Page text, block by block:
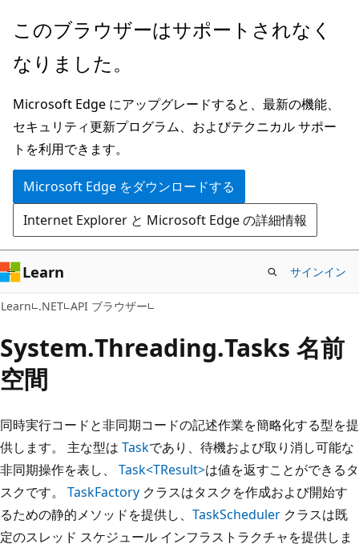
メ
ン
ン
テ
ン
ツ
に
ス
キ
ッ
プ
ペ
ジ
ナ
ビ
ゲ
ー
シ
ョ
ン
に
ス
キ
プ
このブラウザーはサポートされなく
なりました。
Microsoft Edge にアップグレードすると、最新の機能、
セキュリティ更新プログラム、およびテクニカル サポー
トを利用できます。
Microsoft Edge をダウンロードする
Internet Explorer と Microsoft Edge の詳細情報
Learn サインイン
Learn .NET API ブラウザー
System.Threading.Tasks 名前
空間
同時実行コードと非同期コードの記述作業を簡略化する型を提
供します。 主な型は Taskであり、待機および取り消し可能な
非同期操作を表し、 Task<TResult>は値を返すことができるタ
スクです。 TaskFactory クラスはタスクを作成および開始す
るための静的メソッドを提供し、 TaskScheduler クラスは既
定のスレッド スケジュール インフラストラクチャを提供しま